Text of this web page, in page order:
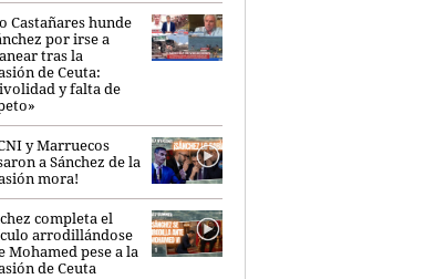
Castañares hunde
por irse a
tras la
de Ceuta:
y falta de
y Marruecos
a Sánchez de la
mora!
completa el
arrodillándose
Mohamed pese a la
de Ceuta